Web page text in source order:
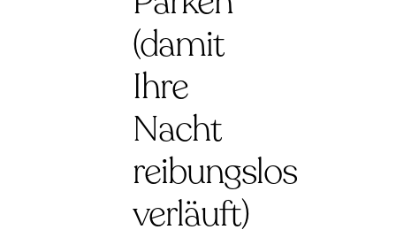
(damit
Ihre
Nacht
reibungslos
verläuft)